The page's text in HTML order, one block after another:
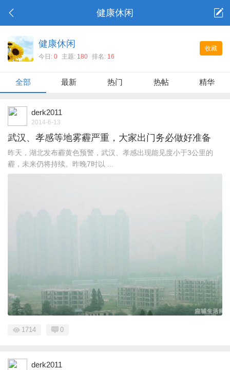
健康休闲
收藏
健康休闲
今日: 0 主题: 180 排名: 16
全部 最新 热门 热帖 精华
derk2011
2014-6-13
武汉、孝感等地雾霾严重，大家出门务必做好准备
昨天，湖北发布霾黄色预警，武汉、孝感出现能见度小于3公里的
霾，未来仍将持续。昨晚7时以 ...
1714 0
derk2011